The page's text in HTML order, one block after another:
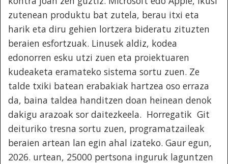
zutenean produktu bat zutela, berau itxi eta
harik eta diru gehien lortzera bideratu zituzten
beraien esfortzuak. Linusek aldiz, kodea
edonorren esku utzi zuen eta proiektuaren
kudeaketa eramateko sistema sortu zuen. Ze
talde txiki batean erabakiak hartzea oso erraza
da, baina taldea handitzen doan heinean denok
dakigu arazoak sor daitezkeela. Horregatik Git
deituriko tresna sortu zuen, programatzaileak
beraien artean lan egin ahal izateko. Gaur egun,
2026. urtean, 25000 pertsona inguruk laguntzen